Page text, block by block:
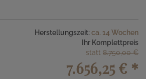
Herstellungszeit: ca. 14 Wochen
Ihr Komplettpreis
statt 8.750,00 €
7.656,25 € *